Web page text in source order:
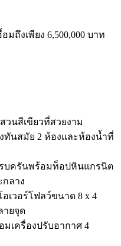
ถึงเพียง 6,500,000 บาท
วนสีเขียวที่สวยงาม
ทันสมัย 2 ห้องและห้องน้ำที่
บครันพร้อมท็อปหินแกรนิต
กลาง
เวอร์โฟลว์ขนาด 8 x 4
ายจุด
เครื่องปรับอากาศ 4